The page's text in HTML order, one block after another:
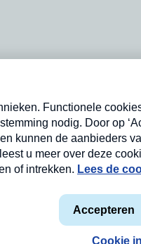
Privacyverklaring